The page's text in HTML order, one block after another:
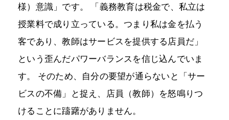
様）意識」です。 「義務教育は税金で、私立は
授業料で成り立っている。つまり私は金を払う
客であり、教師はサービスを提供する店員だ」
という歪んだパワーバランスを信じ込んでいま
す。 そのため、自分の要望が通らないと「サー
ビスの不備」と捉え、店員（教師）を怒鳴りつ
けることに躊躇がありません。